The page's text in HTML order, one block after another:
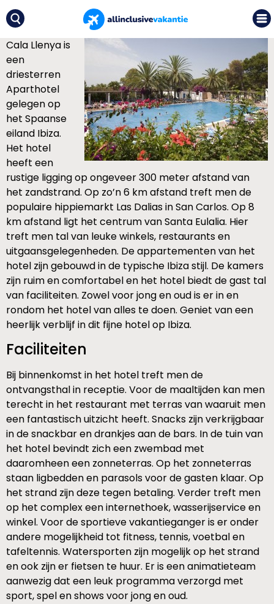
Cala Llenya is
een
driesterren
Aparthotel
gelegen op
het Spaanse
eiland Ibiza.
Het hotel
heeft een
rustige ligging op ongeveer 300 meter afstand van
het zandstrand. Op zo’n 6 km afstand treft men de
populaire hippiemarkt Las Dalias in San Carlos. Op 8
km afstand ligt het centrum van Santa Eulalia. Hier
treft men tal van leuke winkels, restaurants en
uitgaansgelegenheden. De appartementen van het
hotel zijn gebouwd in de typische Ibiza stijl. De kamers
zijn ruim en comfortabel en het hotel biedt de gast tal
van faciliteiten. Zowel voor jong en oud is er in en
rondom het hotel van alles te doen. Geniet van een
heerlijk verblijf in dit fijne hotel op Ibiza.
Faciliteiten
Bij binnenkomst in het hotel treft men de
ontvangsthal in receptie. Voor de maaltijden kan men
terecht in het restaurant met terras van waaruit men
een fantastisch uitzicht heeft. Snacks zijn verkrijgbaar
in de snackbar en drankjes aan de bars. In de tuin van
het hotel bevindt zich een zwembad met
daaromheen een zonneterras. Op het zonneterras
staan ligbedden en parasols voor de gasten klaar. Op
het strand zijn deze tegen betaling. Verder treft men
op het complex een internethoek, wasserijservice en
winkel. Voor de sportieve vakantieganger is er onder
andere mogelijkheid tot fitness, tennis, voetbal en
tafeltennis. Watersporten zijn mogelijk op het strand
en ook zijn er fietsen te huur. Er is een animatieteam
aanwezig dat een leuk programma verzorgd met
sport, spel en shows voor jong en oud.